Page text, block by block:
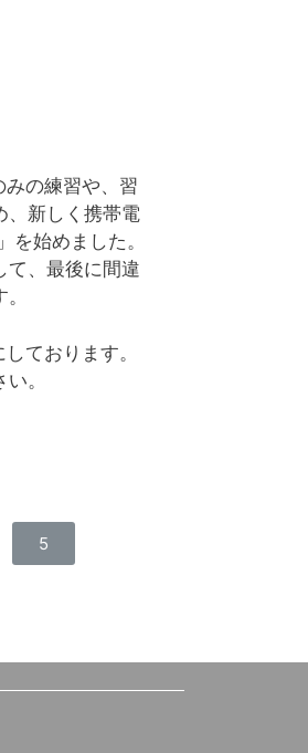
の練習や、習
、新しく携帯電
始めました。
て、最後に間違
ております。
。
5